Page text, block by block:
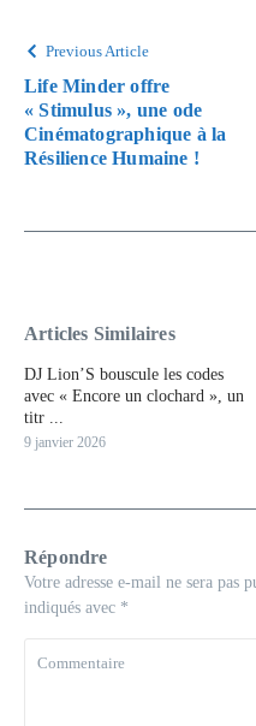
Previous Article
Life Minder offre
« Stimulus », une ode
Cinématographique à la
Résilience Humaine !
Articles Similaires
DJ Lion’S bouscule les codes
avec « Encore un clochard », un
titr ...
9 janvier 2026
Répondre
Votre adresse e-mail ne sera pas
indiqués avec *